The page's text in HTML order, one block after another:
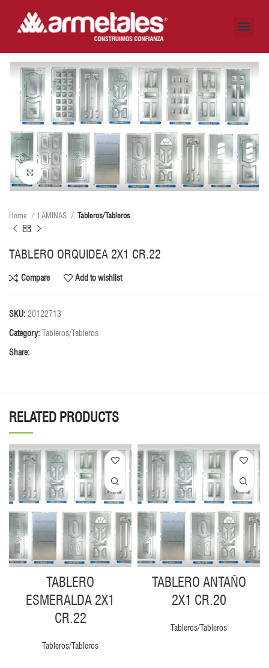
Click to enlarge
Home LAMINAS Tableros/Tableros
TABLERO ORQUIDEA 2X1 CR.22
Compare Add to wishlist
SKU: 20122713
Category: Tableros/Tableros
Share:
RELATED PRODUCTS
TABLERO
ESMERALDA 2X1
CR.22
Tableros/Tableros
TABLERO ANTAÑO
2X1 CR.20
Tableros/Tableros